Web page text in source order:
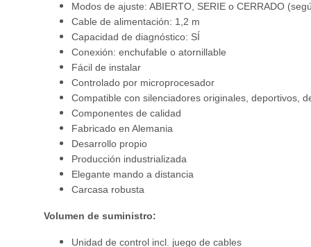
Modos de ajuste: ABIERTO, SERIE o CERRADO
Cable de alimentación: 1,2 m
Capacidad de diagnóstico: SÍ
Conexión: enchufable o atornillable
Fácil de instalar
Controlado por microprocesador
Compatible con silenciadores originales, deportivos,
Componentes de calidad
Fabricado en Alemania
Desarrollo propio
Producción industrializada
Elegante mando a distancia
Carcasa robusta
Volumen de suministro:
Unidad de control incl. juego de cables